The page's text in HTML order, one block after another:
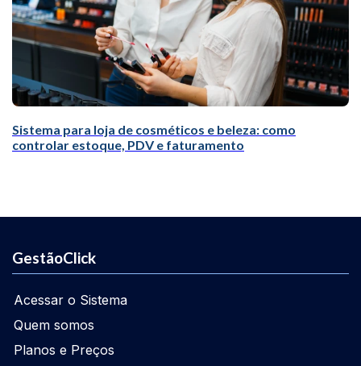
Sistema para loja de cosméticos e beleza: como
controlar estoque, PDV e faturamento
GestãoClick
Acessar o Sistema
Quem somos
Planos e Preços